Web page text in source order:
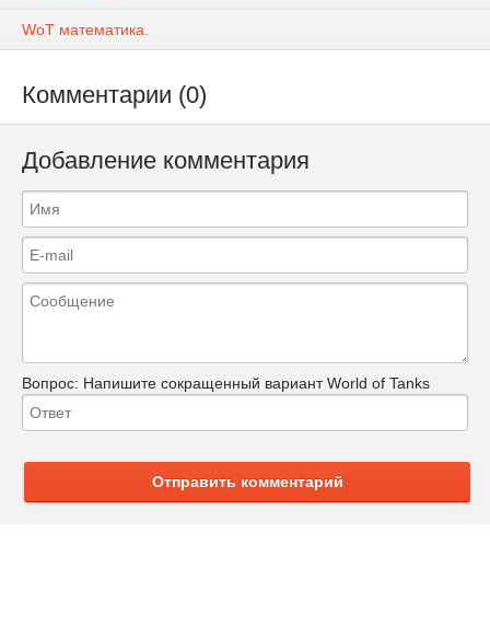
WoT математика.
Комментарии (0)
Добавление комментария
Вопрос: Напишите сокращенный вариант World of Tanks
Отправить комментарий